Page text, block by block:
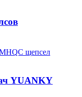
YUANKY